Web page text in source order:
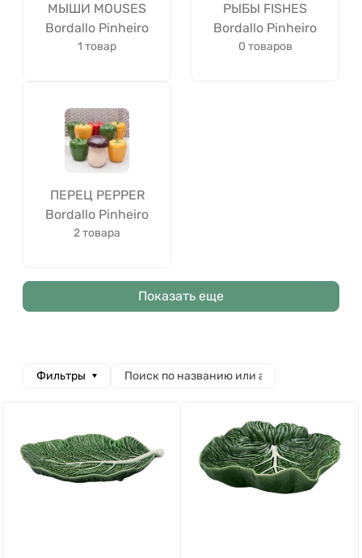
МЫШИ MOUSES
Bordallo Pinheiro
1 товар
РЫБЫ FISHES
Bordallo Pinheiro
0 товаров
ПЕРЕЦ PEPPER
Bordallo Pinheiro
2 товара
Показать еще
Фильтры